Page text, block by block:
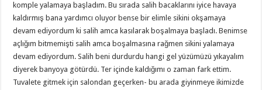
komple yalamaya başladım. Bu sırada salih bacaklarını iyice havaya
kaldırmış bana yardımcı oluyor bense bir elimle sikini okşamaya
devam ediyordum ki salih amca kasılarak boşalmaya başladı. Benimse
açlığım bitmemişti salih amca boşalmasına rağmen sikini yalamaya
devam ediyordum. Salih beni durdurdu hangi gel yüzümüzü yıkayalım
diyerek banyoya götürdü. Ter içinde kaldığımı o zaman fark ettim.
Tuvalete gitmek için salondan geçerken- bu arada giyinmeye ikimizde